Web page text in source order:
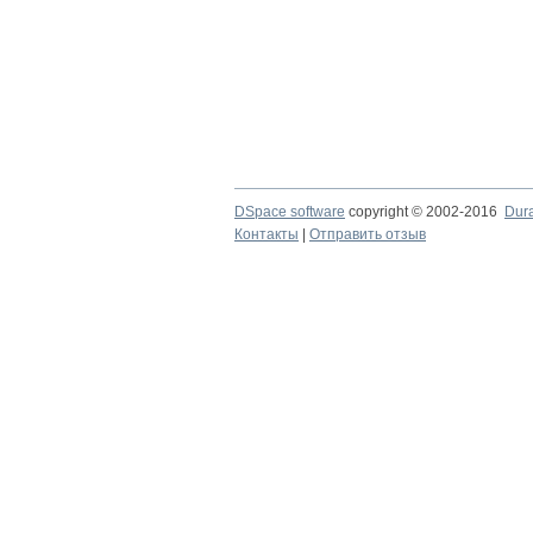
DSpace software copyright © 2002-2016
Контакты
Отправить отзыв